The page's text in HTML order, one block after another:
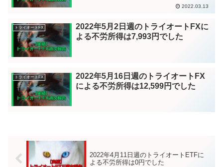
2022.03.13
トライオートFX
2022年5月2日週のトライオートFXに
よる不労所得は7,993円でした
トライオートFX
2022年5月16日週のトライオートFX
による不労所得は12,599円でした
2022年4月11日週のトライオートETFに
よる不労所得は0円でした